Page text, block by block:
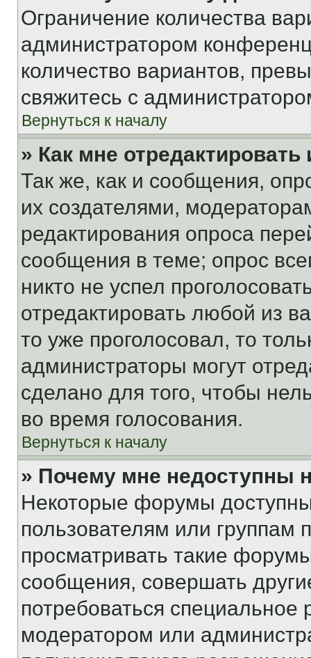
Ограничение количества
администратором
количество вариантов,
свяжитесь с
Вернуться к началу
» Как мне
Так же, как и сообщения,
их создателями,
редактирования опроса
сообщения в теме; опрос
никто не успел
отредактировать любой из
то уже проголосовал, то
администраторы могут
сделано для того, чтобы
во время голосования.
Вернуться к началу
» Почему мне недоступны
Некоторые форумы
пользователям или группам
просматривать такие
сообщения, совершать
потребоваться
модератором или